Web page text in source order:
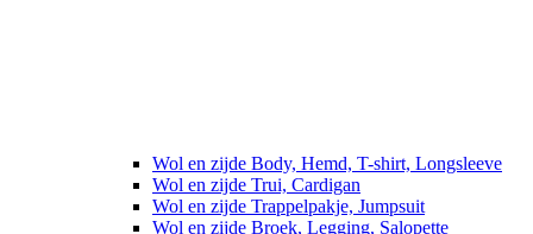
Wol en zijde Body, Hemd, T-shirt, Longsleeve
Wol en zijde Trui, Cardigan
Wol en zijde Trappelpakje, Jumpsuit
Wol en zijde Broek, Legging, Salopette